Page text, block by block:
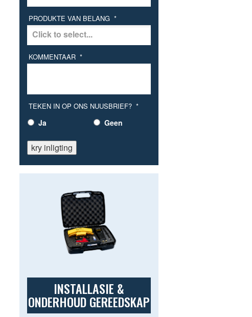
PRODUKTE VAN BELANG *
KOMMENTAAR *
TEKEN IN OP ONS NUUSBRIEF? *
Ja Geen
kry inligting
INSTALLASIE &
ONDERHOUD GEREEDSKAP